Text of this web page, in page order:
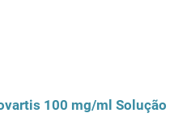
100 mg/ml Solução